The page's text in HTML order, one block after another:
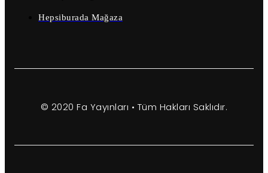
Hepsiburada Mağaza
© 2020 Fa Yayınları • Tüm Hakları Saklıdır.